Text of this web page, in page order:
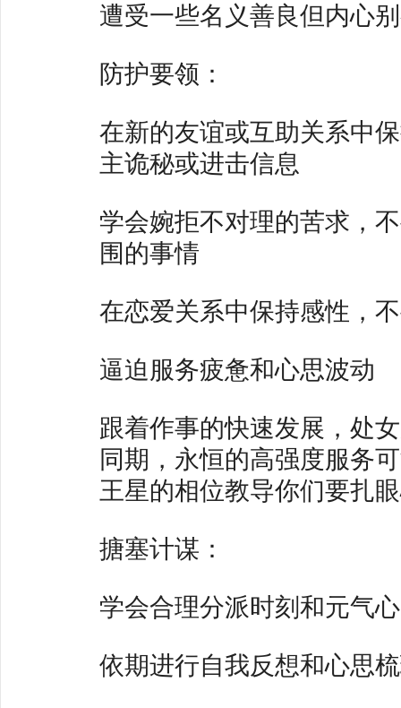
遭受一些名义善良但内心
防护要领：
在新的友谊或互助关系中
主诡秘或进击信息
学会婉拒不对理的苦求，
围的事情
在恋爱关系中保持感性，
逼迫服务疲惫和心思波动
跟着作事的快速发展，处
同期，永恒的高强度服务
王星的相位教导你们要扎
搪塞计谋：
学会合理分派时刻和元气
依期进行自我反想和心思